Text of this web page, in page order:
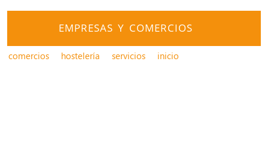
EMPRESAS Y COMERCIOS
comercios hostelería servicios inicio